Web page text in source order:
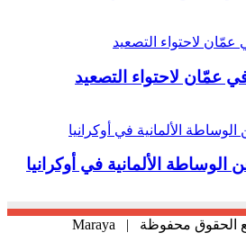
عمّان لاحتواء التصعيد
الألمانية في أوكرانيا
Maraya